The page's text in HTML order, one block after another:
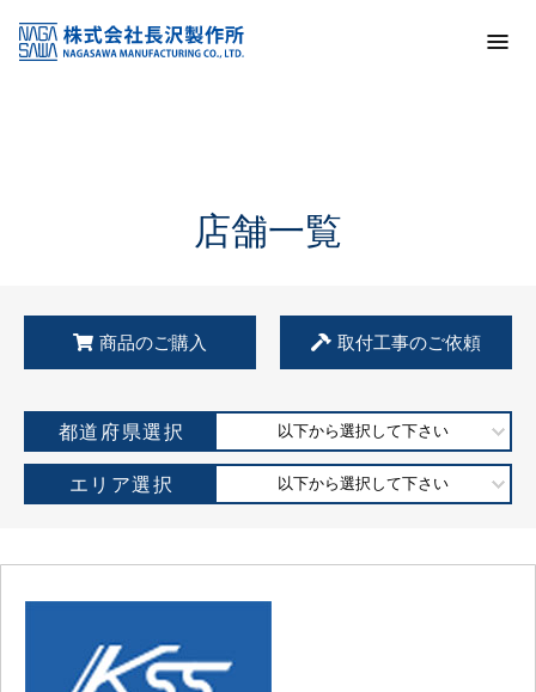
KSS加盟店・取扱店情報
店舗一覧
店舗一覧
商品のご購入 取付工事のご依頼
都道府県選択 以下から選択して下さい
エリア選択 以下から選択して下さい